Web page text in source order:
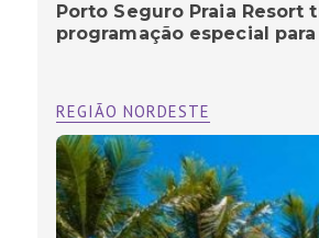
Porto Seguro Praia Resort
programação especial para
REGIÃO NORDESTE